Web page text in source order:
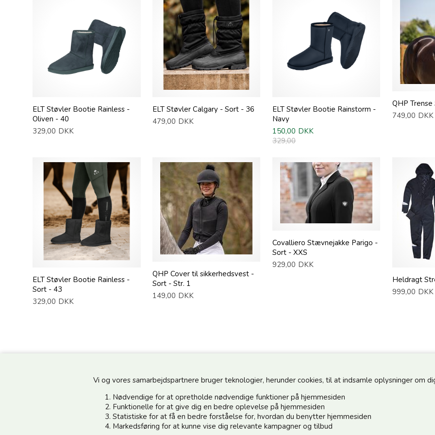
Vi og vores samarbejdspartnere bruger teknologier, herunder cookies, til at indsamle oplysninger om
Nødvendige for at opretholde nødvendige funktioner på hjemmesiden
Funktionelle for at give dig en bedre oplevelse på hjemmesiden
Statistiske for at få en bedre forståelse for, hvordan du benytter hjemmesiden
Markedsføring for at kunne vise dig relevante kampagner og tilbud
ELT Støvler Bootie Rainless -
Oliven - 40
329,00 DKK
ELT Støvler Calgary - Sort - 36
479,00 DKK
ELT Støvler Bootie Rainstorm -
Navy
150,00 DKK
329,00
QHP
749,00 DKK
ELT Støvler Bootie Rainless -
Sort - 43
329,00 DKK
QHP Cover til sikkerhedsvest -
Sort - Str. 1
149,00 DKK
Covalliero Stævnejakke Parigo -
Sort - XXS
929,00 DKK
Heldragt
999,00 DKK
Kundeservice